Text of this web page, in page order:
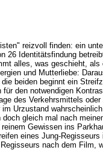
reizvoll finden: ein
26 Identitätsfindung
alles, was geschieht,
und Mutterliebe:
beiden beginnt ein
den notwendigen
des Verkehrsmittels
Urzustand
gleich mal nach
Gewissen ins
eines Jung-
nach dem